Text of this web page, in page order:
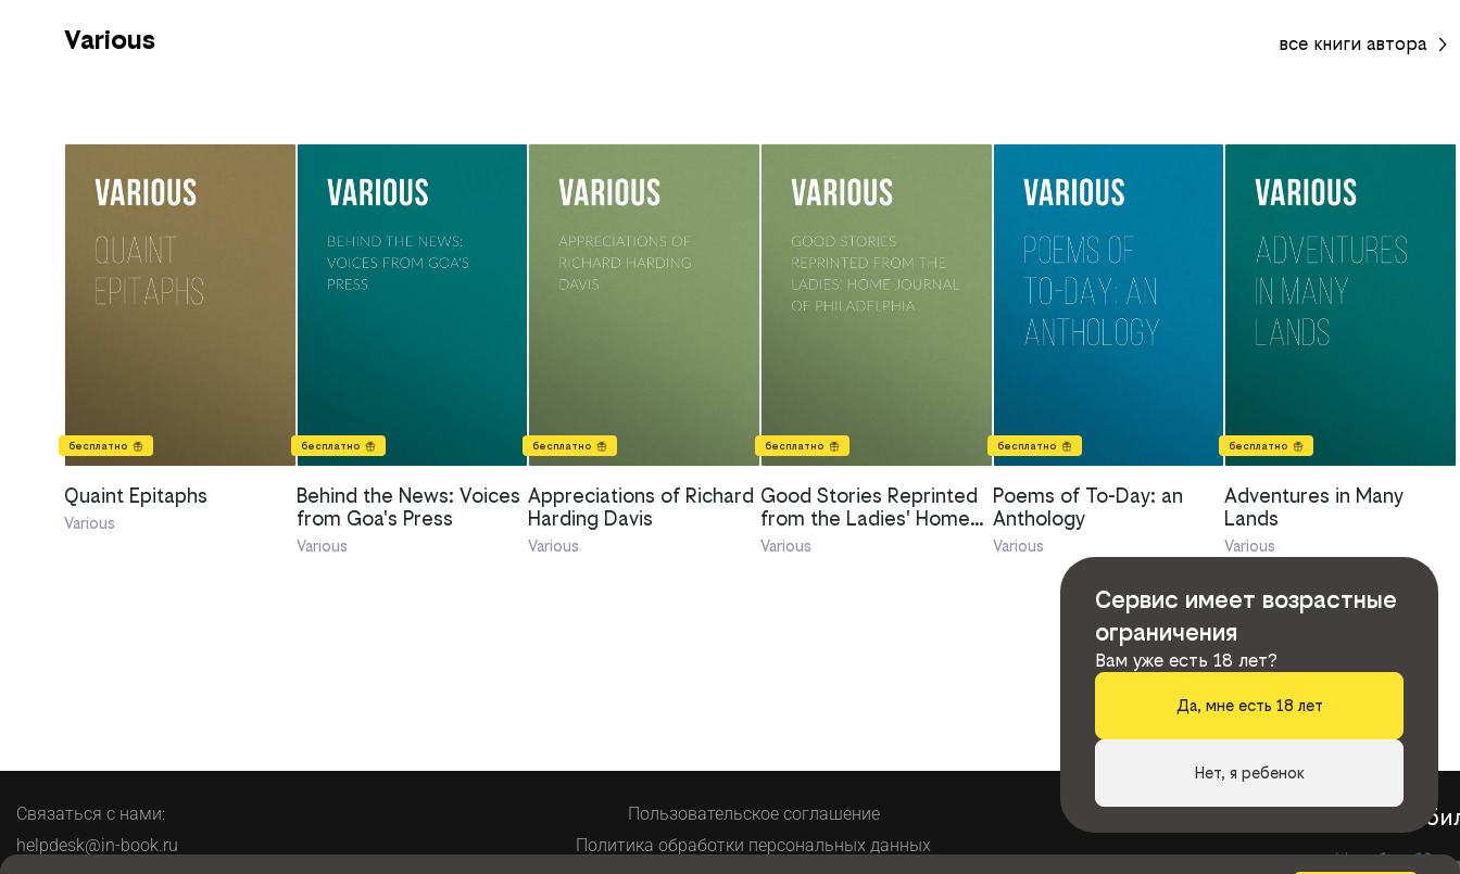
Various все книги автора
бесплатно
Quaint Epitaphs
Various
бесплатно
Behind the News: Voices
from Goa's Press
Various
бесплатно
Appreciations of Richard
Harding Davis
Various
бесплатно
Good Stories Reprinted
from the Ladies' Home
Journal of Philadelphia
Various
бесплатно
Poems of To-Day: an
Anthology
Various
бесплатно
Adventures in Many
Lands
Various
Связаться с нами:
helpdesk@in-book.ru
Пользовательское соглашение
Политика обработки персональных данных
Сервис имеет возрастные
ограничения
Вам уже есть 18 лет?
Да, мне есть 18 лет
Нет, я ребенок